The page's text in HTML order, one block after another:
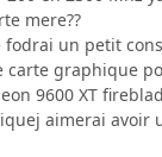
mere??
fodrai un petit
carte graphique
9600 XT
aimerai avoir